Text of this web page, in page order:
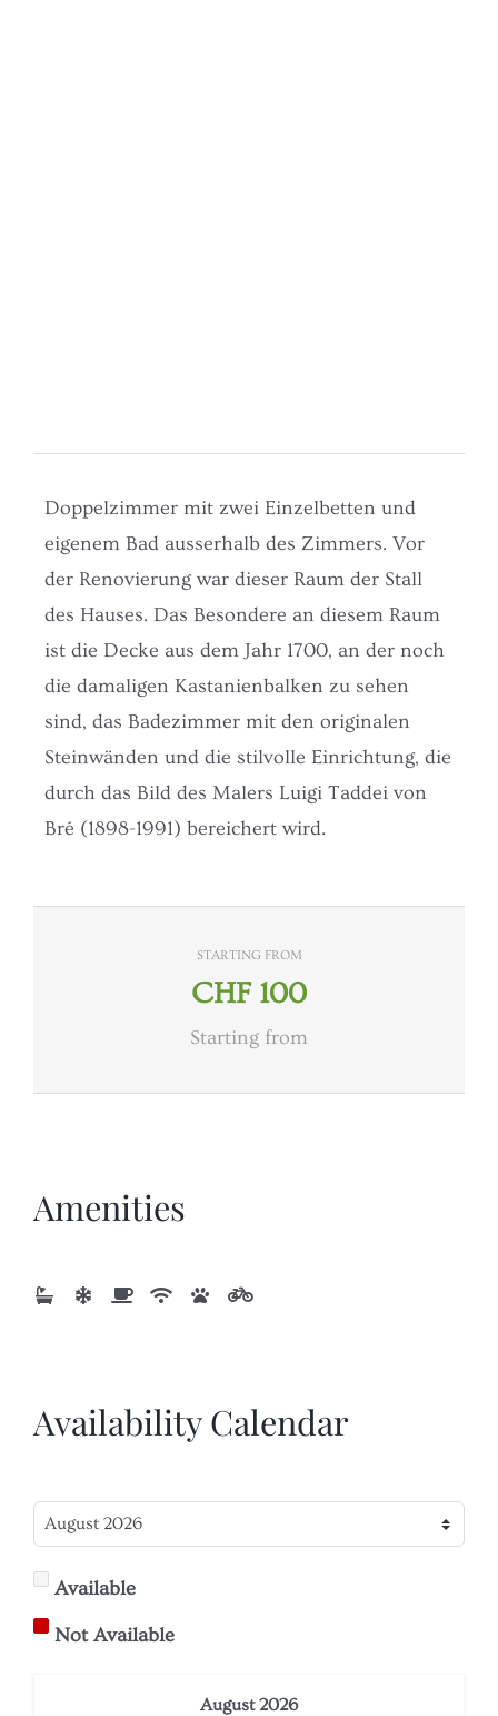
Doppelzimmer mit zwei Einzelbetten und
eigenem Bad ausserhalb des Zimmers. Vor
der Renovierung war dieser Raum der Stall
des Hauses. Das Besondere an diesem Raum
ist die Decke aus dem Jahr 1700, an der noch
die damaligen Kastanienbalken zu sehen
sind, das Badezimmer mit den originalen
Steinwänden und die stilvolle Einrichtung, die
durch das Bild des Malers Luigi Taddei von
Bré (1898-1991) bereichert wird.
STARTING FROM
CHF 100
Starting from
Amenities
Availability Calendar
Available
Not Available
August 2026